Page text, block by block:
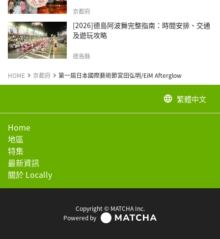
京都府
[2026]德島阿波舞完整指南：時間安排、交通
及遊玩攻略
德島縣
HOME 京都府 第一屆日本國際藝術節宮田弘明/EiM Afterglow
language 繁體中文
Home
地區
特集
最新資訊
關於 Locally
Copyright © MATCHA Inc.
Powered by